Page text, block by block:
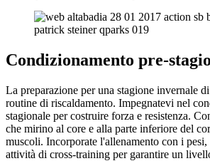
Condizionamento pre-
La preparazione per una stagione invernale
routine di riscaldamento. Impegnatevi nel
stagionale per costruire forza e resistenza.
che mirino al core e alla parte inferiore del
muscoli. Incorporate l'allenamento con i
attività di cross-training per garantire un